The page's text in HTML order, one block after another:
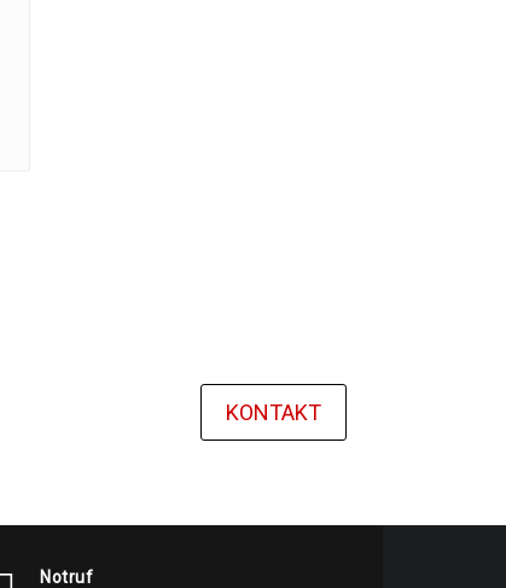
KONTAKT
Notruf